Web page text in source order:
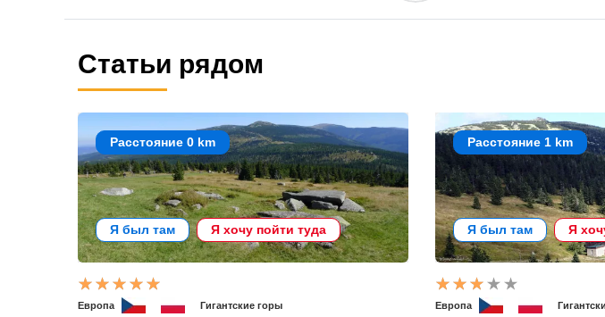
Статьи рядом
Расстояние 0 km
Я был там Я хочу пойти туда
Европа Гигантские горы
Расстояние 1 km
Я был там Я
Европа